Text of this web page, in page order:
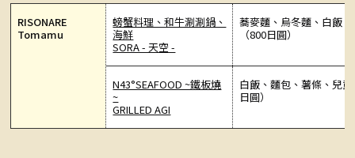
RISONARE
Tomamu
螃蟹料理、和牛涮涮鍋、
海鮮
SORA - 天空 -
蕎麥麵、烏冬麵、白飯
（800日圓）
N43°SEAFOOD ~鐵板燒
~
GRILLED AGI
白飯、麵包、薯條、兒
日圓）